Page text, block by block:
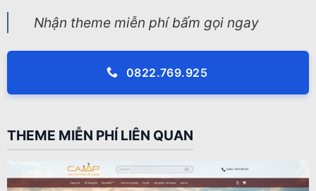
Nhận theme miễn phí bấm gọi ngay
0822.769.925
THEME MIỄN PHÍ LIÊN QUAN